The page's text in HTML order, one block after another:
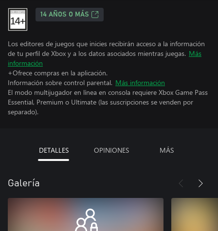
14 AÑOS O MÁS
Los editores de juegos que inicies recibirán acceso a la información
de tu perfil de Xbox y a los datos asociados mientras juegas. Más
información
+Ofrece compras en la aplicación.
Información sobre control parental. Más información
El modo multijugador en línea en consola requiere Xbox Game Pass
Essential, Premium o Ultimate (las suscripciones se venden por
separado).
DETALLES OPINIONES MÁS
Galería